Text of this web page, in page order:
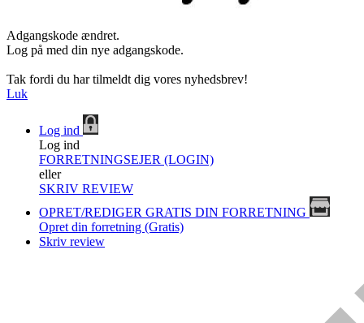
Adgangskode ændret.
Log på med din nye adgangskode.
Tak fordi du har tilmeldt dig vores nyhedsbrev!
Luk
Log ind
Log ind
FORRETNINGSEJER (LOGIN)
eller
SKRIV REVIEW
OPRET/REDIGER GRATIS DIN FORRETNING
Opret din forretning (Gratis)
Skriv review